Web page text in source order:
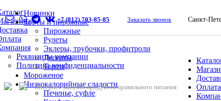
Реквизиты компании
Политика конфиденциальности
Новинки
Торты и пирожные
Пирожные
Рулеты
Эклеры, трубочки, профитроли
Десерты
Торты
Мороженое
Низкокалорийные сладости
Печенье, суфле
+7 (812) 703-85-85 Заказать звонок Санкт-
Интернет-магазин продуктов правильного питания
Оплата